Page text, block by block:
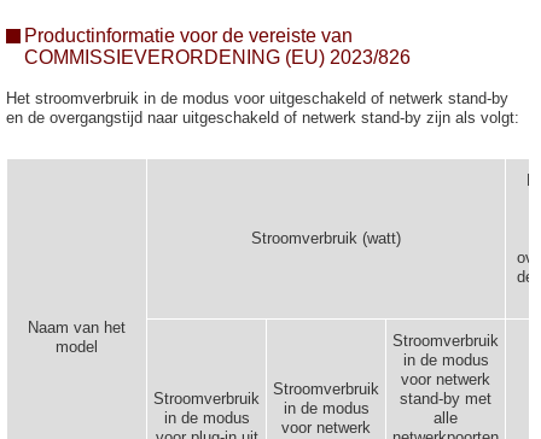
Productinformatie voor de vereiste van
COMMISSIEVERORDENING (EU) 2023/826
Het stroomverbruik in de modus voor uitgeschakeld of netwerk stand-by
en de overgangstijd naar uitgeschakeld of netwerk stand-by zijn als volgt:
Naam van het
model
Stroomverbruik (watt)
de
Stroomverbruik
in de modus
Stroomverbruik
in de modus
voor netwerk
Stroomverbruik
in de modus
voor netwerk
stand-by met
alle